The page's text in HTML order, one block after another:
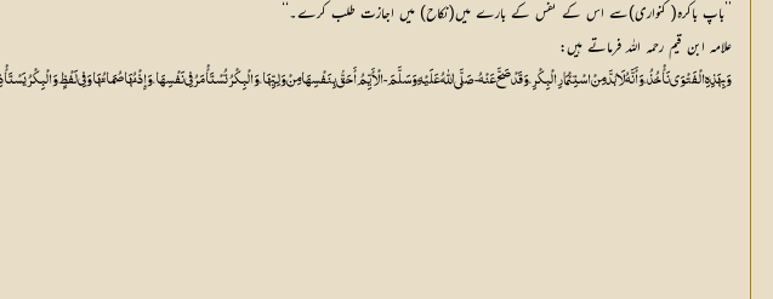
’’باپ باکرہ( کنواری)سے اس کے نفس کے بارے میں(نکاح) میں اجازت طلب کرے۔‘‘
علامہ ابن قیم رحمہ اللہ فرماتے ہیں:
وَبِہَذِہِ الْفَتْوَی نَأْخُذُ، وَأَنَّہُ لَا بُدَّ مِنْ اسْتِئْمَارِ الْبِکْرِ، وَقَدْ صَحَّ عَنْہُ - صَلَّی اللّٰهُ عَلَیْہِ وَسَلَّمَ - الْأَیِّمُ أَحَقُّ بِنَفْسِہَا مِنْ وَلِیِّہَا، وَالْبِکْرُ تُسْتَأْمَرُ فِی نَفْسِہَا، وَإِذْنُہَا صُمَاتُہَا وَفِی لَفْظٍ